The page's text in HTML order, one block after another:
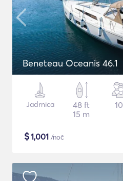
Beneteau Oceanis 46.1
Jadrnica
48 ft
15 m
10
$1,001 /noč